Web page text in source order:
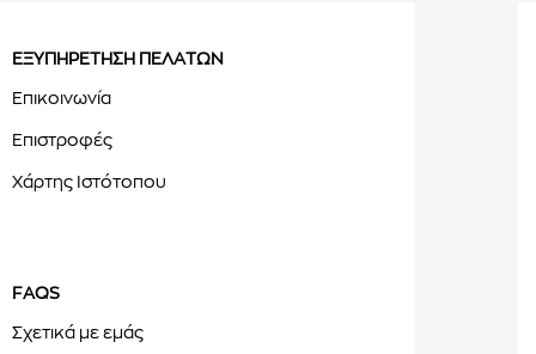
ΕΞΥΠΗΡΕΤΗΣΗ ΠΕΛΑΤΩΝ
Επικοινωνία
Επιστροφές
Χάρτης Ιστότοπου
FAQS
Σχετικά με εμάς